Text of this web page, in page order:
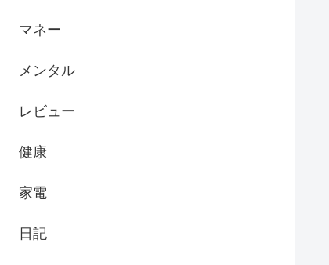
マネー
メンタル
レビュー
健康
家電
日記